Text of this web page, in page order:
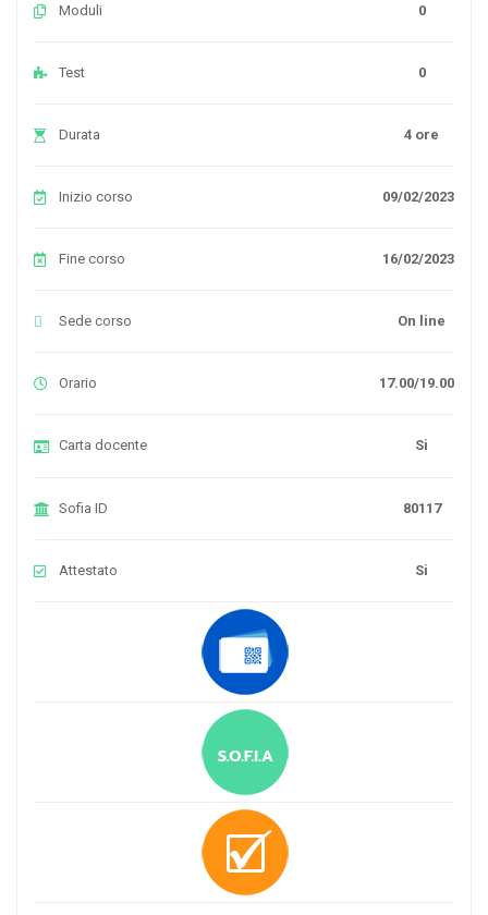
Moduli 0
Test 0
Durata 4 ore
Inizio corso 09/02/2023
Fine corso 16/02/2023
Sede corso On line
Orario 17.00/19.00
Carta docente Si
Sofia ID 80117
Attestato Si